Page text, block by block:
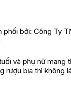
phối bởi: Công Ty
và phụ nữ mang
rượu bia thì không